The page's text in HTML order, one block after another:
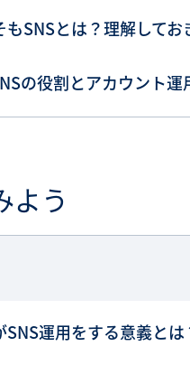
もSNSとは？理解して
の役割とアカウント
よう
SNS運用をする意義と